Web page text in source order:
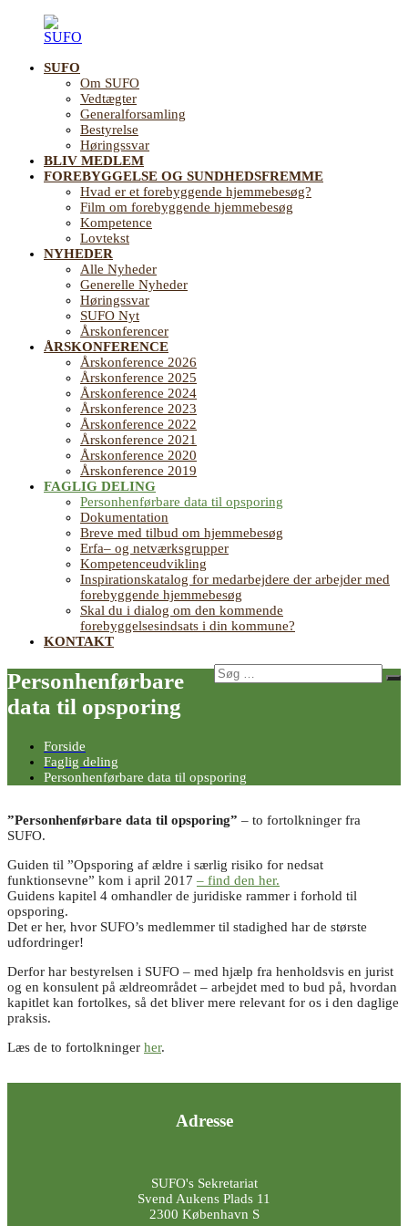
Landsforening
Sundhedsfremme
Forebyggelse
ældreområdet
SUFO
Om SUFO
Vedtægter
Generalforsamling
Bestyrelse
Høringssvar
BLIV MEDLEM
FOREBYGGELSE OG SUNDHEDSFREMME
Hvad er et forebyggende hjemmebesøg?
Film om forebyggende hjemmebesøg
Kompetence
Lovtekst
NYHEDER
Alle Nyheder
Generelle Nyheder
Høringssvar
SUFO Nyt
Årskonferencer
ÅRSKONFERENCE
Årskonference 2026
Årskonference 2025
Årskonference 2024
Årskonference 2023
Årskonference 2022
Årskonference 2021
Årskonference 2020
Årskonference 2019
FAGLIG DELING
Personhenførbare data til opsporing
Dokumentation
Breve med tilbud om hjemmebesøg
Erfa– og netværksgrupper
Kompetenceudvikling
Inspirationskatalog for medarbejdere der arbejder med
forebyggende hjemmebesøg
Skal du i dialog om den kommende
forebyggelsesindsats i din kommune?
KONTAKT
Søg
efter:
Personhenførbare
data til opsporing
Forside
Faglig deling
Personhenførbare data til opsporing
”Personhenførbare data til opsporing” – to fortolkninger fra
SUFO.
Guiden til ”Opsporing af ældre i særlig risiko for nedsat
funktionsevne” kom i april 2017 – find den her.
Guidens kapitel 4 omhandler de juridiske rammer i forhold til
opsporing.
Det er her, hvor SUFO’s medlemmer til stadighed har de største
udfordringer!
Derfor har bestyrelsen i SUFO – med hjælp fra henholdsvis en jurist
og en konsulent på ældreområdet – arbejdet med to bud på, hvordan
kapitlet kan fortolkes, så det bliver mere relevant for os i den daglige
praksis.
Læs de to fortolkninger her.
Adresse
SUFO's Sekretariat
Svend Aukens Plads 11
2300 København S